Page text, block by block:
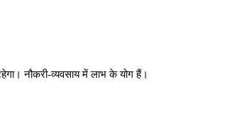
नौकरी-व्यवसाय में लाभ के योग हैं।